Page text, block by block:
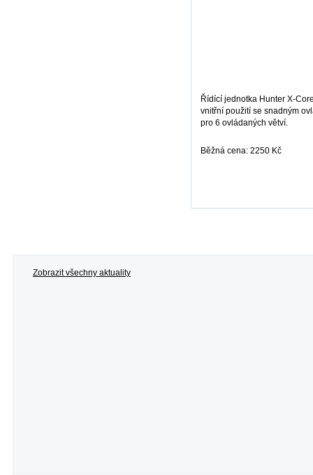
Řídící jednotka Hunter X-
vnitřní použití se snadným
pro 6 ovládaných větví.
Běžná cena: 2250 Kč
Zobrazit všechny aktuality